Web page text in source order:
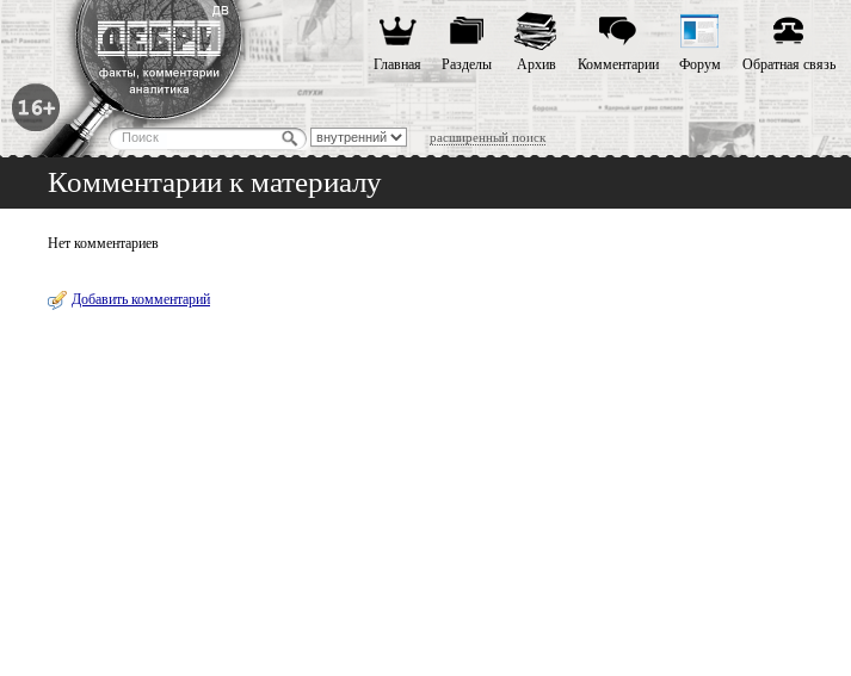
расширенный поиск
Главная Разделы Архив Комментарии Форум Обратная связь
Комментарии к материалу
Нет комментариев
Добавить комментарий